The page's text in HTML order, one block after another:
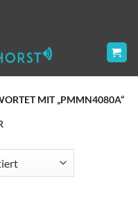
MIT „PMMN4080A“